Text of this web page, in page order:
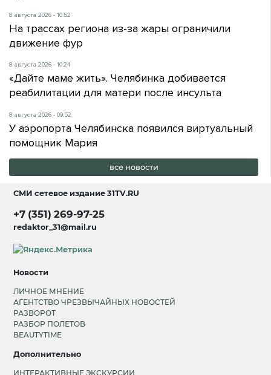
8 августа 2026 - 10:52
На трассах региона из-за жары ограничили
движение фур
8 августа 2026 - 10:24
«Дайте маме жить». Челябинка добивается
реабилитации для матери после инсульта
8 августа 2026 - 09:52
У аэропорта Челябинска появился виртуальный
помощник Мария
все новости
СМИ сетевое издание31TV.RU
+7 (351) 269-97-25
redaktor_31@mail.ru
Новости
ЛИЧНОЕ МНЕНИЕ
АГЕНТСТВО ЧРЕЗВЫЧАЙНЫХ НОВОСТЕЙ
РАЗВОРОТ
РАЗБОР ПОЛЕТОВ
BEAUTYTIME
Дополнительно
ИНТЕРАКТИВНЫЕ ЭКСКУРСИИ